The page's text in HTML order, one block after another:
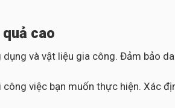
cao
và vật liệu gia công. Đảm bảo
việc bạn muốn thực hiện. Xác